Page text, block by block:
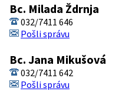
Bc. Milada Ždrnja
032/7411 646
Pošli správu
Bc. Jana Mikušová
032/7411 642
Pošli správu